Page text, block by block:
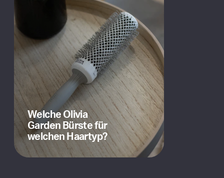
Welche Olivia
Garden Bürste für
welchen Haartyp?